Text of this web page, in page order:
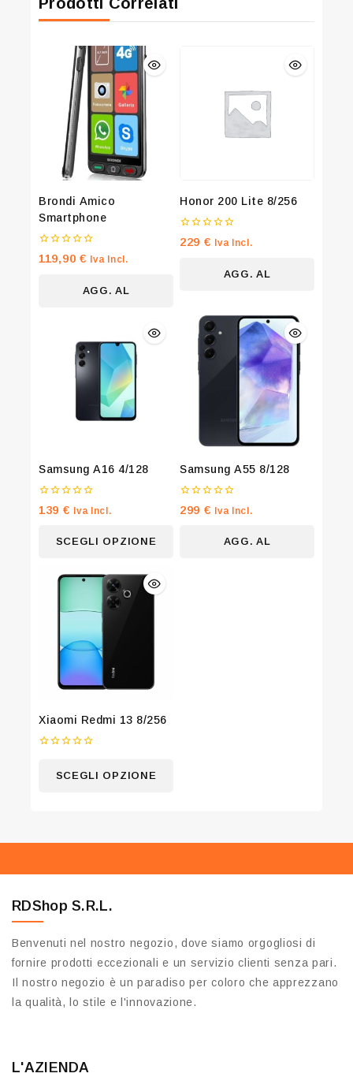
Brondi Amico
Smartphone
0
su
119,90 € Iva Incl.
AGG. AL
Honor 200 Lite 8/256
0
su
229 € Iva Incl.
AGG. AL
Samsung A16 4/128
0
su
139 € Iva Incl.
SCEGLI OPZIONE
Samsung A55 8/128
0
su
299 € Iva Incl.
AGG. AL
Xiaomi Redmi 13 8/256
SCEGLI OPZIONE
RDShop S.R.L.
Benvenuti nel nostro negozio, dove siamo orgogliosi di
fornire prodotti eccezionali e un servizio clienti senza pari.
Il nostro negozio è un paradiso per coloro che apprezzano
la qualità, lo stile e l'innovazione.
L'AZIENDA
Join our newsletter and get 20% off
your first order
Be the first to know about our new arrivals, exclusive
offers and the latest fashion update.
By subscribing, you agree to our privacy policy.
Don't show this popup again